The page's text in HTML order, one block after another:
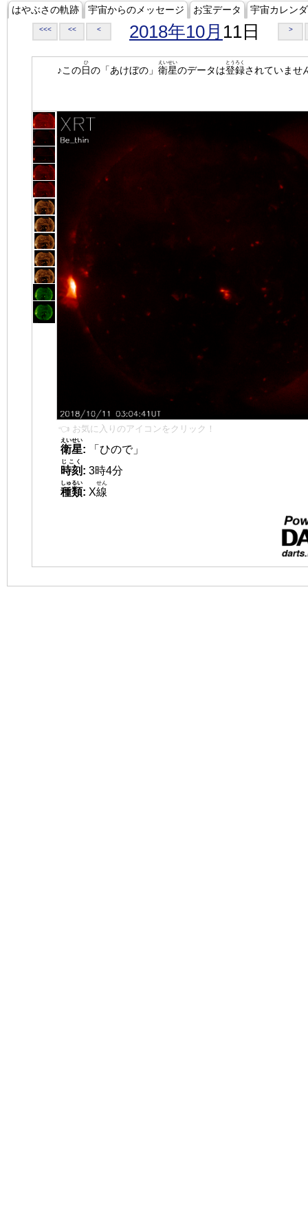
はやぶさの軌跡 宇宙からのメッセージ お宝データ 宇宙カレン
<<< << < 2018年10月 11日 >
♪この日
ひ
の「あけぼの」 衛星
えいせい
のデータは登録
とうろく
されていませ
👈 お気に入りのアイコンをクリック！
衛星
えいせい
:
「ひので」
時刻
じこく
: 3時4分
種類
しゅるい
: X線
せん